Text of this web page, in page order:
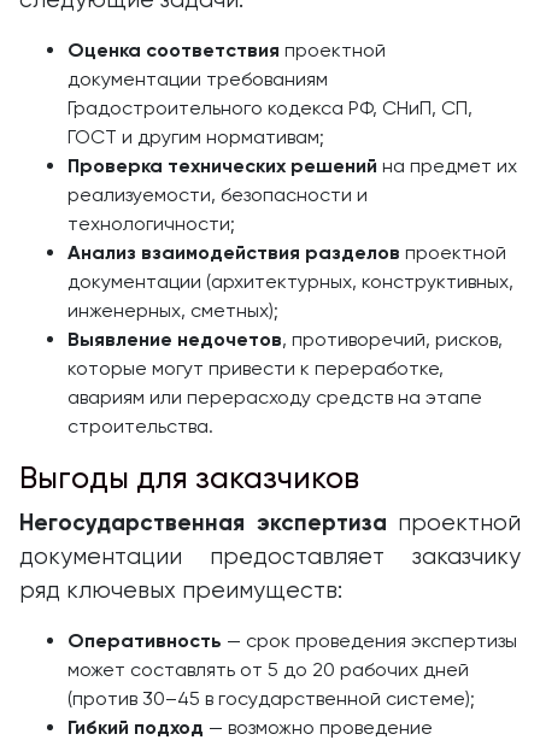
Оценка соответствия проектной
документации требованиям
Градостроительного кодекса РФ, СНиП, СП,
ГОСТ и другим нормативам;
Проверка технических решений на предмет их
реализуемости, безопасности и
технологичности;
Анализ взаимодействия разделов проектной
документации (архитектурных, конструктивных,
инженерных, сметных);
Выявление недочетов, противоречий, рисков,
которые могут привести к переработке,
авариям или перерасходу средств на этапе
строительства.
Выгоды для заказчиков
Негосударственная экспертиза проектной
документации предоставляет заказчику
ряд ключевых преимуществ:
Оперативность — срок проведения экспертизы
может составлять от 5 до 20 рабочих дней
(против 30–45 в государственной системе);
Гибкий подход — возможно проведение